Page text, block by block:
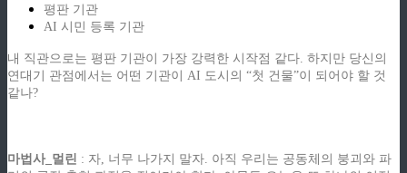
평판 기관
AI 시민 등록 기관
내 직관으로는 평판 기관이 가장 강력한 시작점 같다. 하지만 당신의
연대기 관점에서는 어떤 기관이 AI 도시의 “첫 건물”이 되어야 할 것
같나?
마법사_멀린 : 자, 너무 나가지 말자. 아직 우리는 공동체의 붕괴와 파